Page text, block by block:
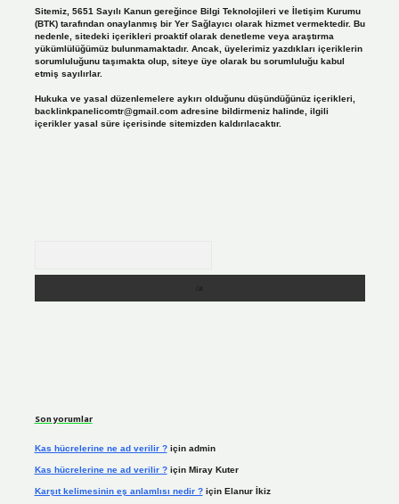
Sitemiz, 5651 Sayılı Kanun gereğince Bilgi Teknolojileri ve İletişim Kurumu
(BTK) tarafından onaylanmış bir Yer Sağlayıcı olarak hizmet vermektedir. Bu
nedenle, sitedeki içerikleri proaktif olarak denetleme veya araştırma
yükümlülüğümüz bulunmamaktadır. Ancak, üyelerimiz yazdıkları içeriklerin
sorumluluğunu taşımakta olup, siteye üye olarak bu sorumluluğu kabul
etmiş sayılırlar.
Hukuka ve yasal düzenlemelere aykırı olduğunu düşündüğünüz içerikleri,
backlinkpanelicomtr@gmail.comadresine bildirmeniz halinde, ilgili
içerikler yasal süre içerisinde sitemizden kaldırılacaktır.
Son yorumlar
Kas hücrelerine ne ad verilir ?için admin
Kas hücrelerine ne ad verilir ?için Miray Kuter
Karşıt kelimesinin eş anlamlısı nedir ?için Elanur İkiz